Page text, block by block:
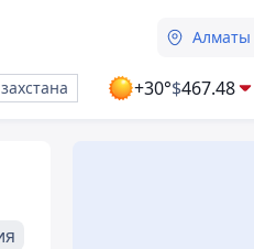
Алматы
+30°$467.48